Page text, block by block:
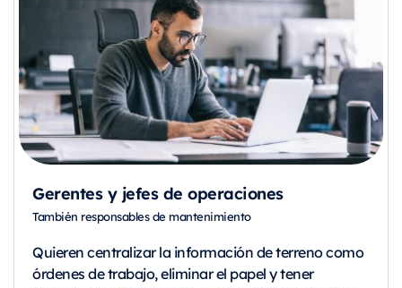
Gerentes y jefes de operaciones
También responsables de mantenimiento
Quieren centralizar la información de terreno como
órdenes de trabajo, eliminar el papel y tener